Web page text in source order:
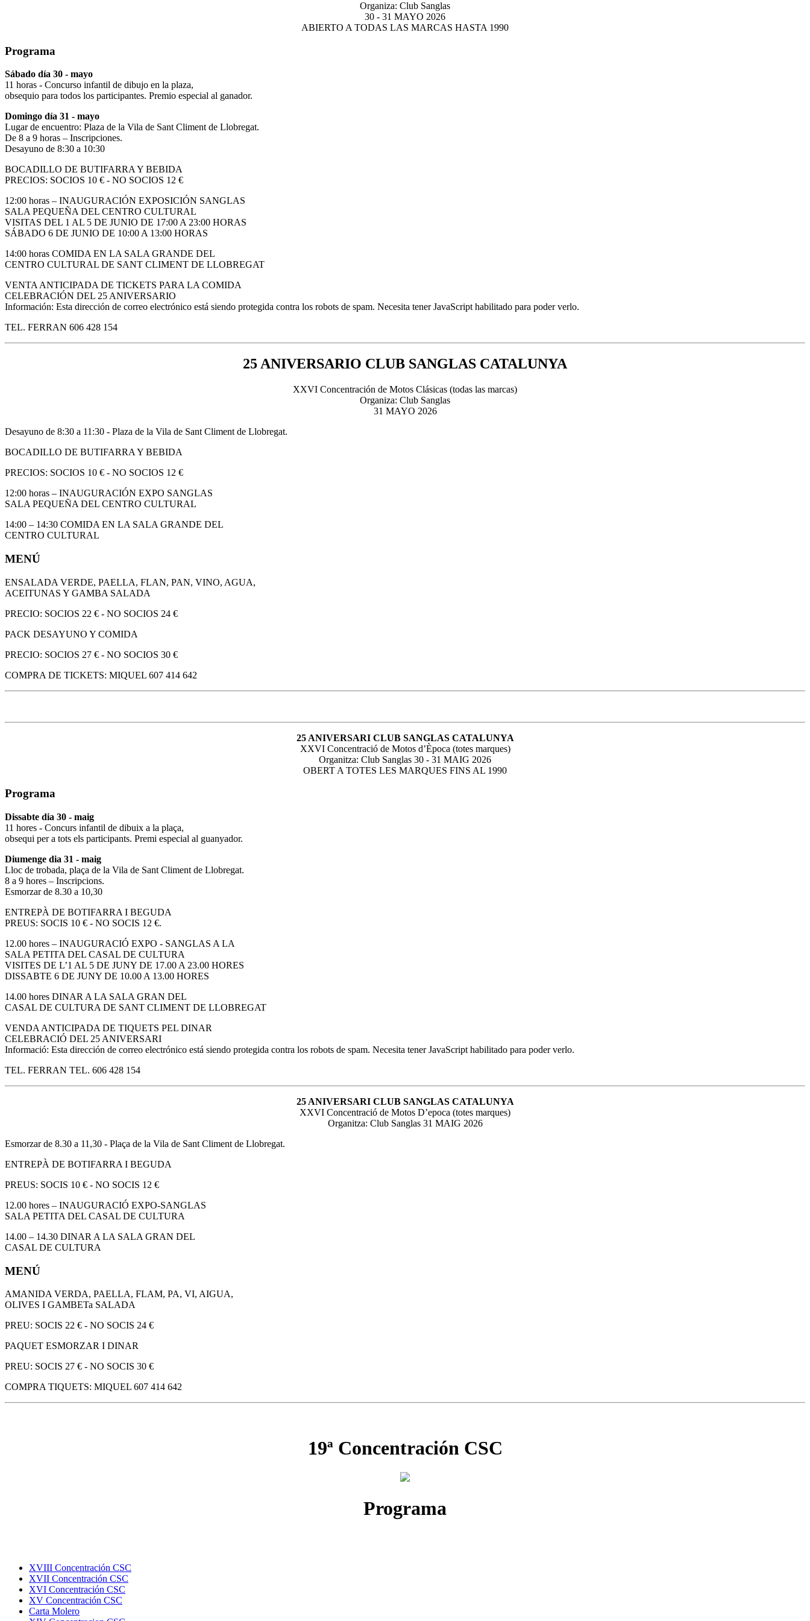
Organiza: Club Sanglas
30 - 31 MAYO 2026
ABIERTO A TODAS LAS MARCAS HASTA 1990
Programa
Sábado día 30 - mayo
11 horas - Concurso infantil de dibujo en la plaza,
obsequio para todos los participantes. Premio especial al ganador.
Domingo día 31 - mayo
Lugar de encuentro: Plaza de la Vila de Sant Climent de Llobregat.
De 8 a 9 horas – Inscripciones.
Desayuno de 8:30 a 10:30
BOCADILLO DE BUTIFARRA Y BEBIDA
PRECIOS: SOCIOS 10 € - NO SOCIOS 12 €
12:00 horas – INAUGURACIÓN EXPOSICIÓN SANGLAS
SALA PEQUEÑA DEL CENTRO CULTURAL
VISITAS DEL 1 AL 5 DE JUNIO DE 17:00 A 23:00 HORAS
SÁBADO 6 DE JUNIO DE 10:00 A 13:00 HORAS
14:00 horas COMIDA EN LA SALA GRANDE DEL
CENTRO CULTURAL DE SANT CLIMENT DE LLOBREGAT
VENTA ANTICIPADA DE TICKETS PARA LA COMIDA
CELEBRACIÓN DEL 25 ANIVERSARIO
Información: Esta dirección de correo electrónico está siendo protegida contra los robots de spam. Necesita tener JavaScript habilitado para poder verlo.
TEL. FERRAN 606 428 154
25 ANIVERSARIO CLUB SANGLAS CATALUNYA
XXVI Concentración de Motos Clásicas (todas las marcas)
Organiza: Club Sanglas
31 MAYO 2026
Desayuno de 8:30 a 11:30 - Plaza de la Vila de Sant Climent de Llobregat.
BOCADILLO DE BUTIFARRA Y BEBIDA
PRECIOS: SOCIOS 10 € - NO SOCIOS 12 €
12:00 horas – INAUGURACIÓN EXPO SANGLAS
SALA PEQUEÑA DEL CENTRO CULTURAL
14:00 – 14:30 COMIDA EN LA SALA GRANDE DEL
CENTRO CULTURAL
MENÚ
ENSALADA VERDE, PAELLA, FLAN, PAN, VINO, AGUA,
ACEITUNAS Y GAMBA SALADA
PRECIO: SOCIOS 22 € - NO SOCIOS 24 €
PACK DESAYUNO Y COMIDA
PRECIO: SOCIOS 27 € - NO SOCIOS 30 €
COMPRA DE TICKETS: MIQUEL 607 414 642
25 ANIVERSARI CLUB SANGLAS CATALUNYA
XXVI Concentració de Motos d’Època (totes marques)
Organitza: Club Sanglas 30 - 31 MAIG 2026
OBERT A TOTES LES MARQUES FINS AL 1990
Programa
Dissabte dia 30 - maig
11 hores - Concurs infantil de dibuix a la plaça,
obsequi per a tots els participants. Premi especial al guanyador.
Diumenge dia 31 - maig
Lloc de trobada, plaça de la Vila de Sant Climent de Llobregat.
8 a 9 hores – Inscripcions.
Esmorzar de 8.30 a 10,30
ENTREPÀ DE BOTIFARRA I BEGUDA
PREUS: SOCIS 10 € - NO SOCIS 12 €.
12.00 hores – INAUGURACIÓ EXPO - SANGLAS A LA
SALA PETITA DEL CASAL DE CULTURA
VISITES DE L’1 AL 5 DE JUNY DE 17.00 A 23.00 HORES
DISSABTE 6 DE JUNY DE 10.00 A 13.00 HORES
14.00 hores DINAR A LA SALA GRAN DEL
CASAL DE CULTURA DE SANT CLIMENT DE LLOBREGAT
VENDA ANTICIPADA DE TIQUETS PEL DINAR
CELEBRACIÓ DEL 25 ANIVERSARI
Informació: Esta dirección de correo electrónico está siendo protegida contra los robots de spam. Necesita tener JavaScript habilitado para poder verlo.
TEL. FERRAN TEL. 606 428 154
25 ANIVERSARI CLUB SANGLAS CATALUNYA
XXVI Concentració de Motos D’epoca (totes marques)
Organitza: Club Sanglas 31 MAIG 2026
Esmorzar de 8.30 a 11,30 - Plaça de la Vila de Sant Climent de Llobregat.
ENTREPÀ DE BOTIFARRA I BEGUDA
PREUS: SOCIS 10 € - NO SOCIS 12 €
12.00 hores – INAUGURACIÓ EXPO-SANGLAS
SALA PETITA DEL CASAL DE CULTURA
14.00 – 14.30 DINAR A LA SALA GRAN DEL
CASAL DE CULTURA
MENÚ
AMANIDA VERDA, PAELLA, FLAM, PA, VI, AIGUA,
OLIVES I GAMBETa SALADA
PREU: SOCIS 22 € - NO SOCIS 24 €
PAQUET ESMORZAR I DINAR
PREU: SOCIS 27 € - NO SOCIS 30 €
COMPRA TIQUETS: MIQUEL 607 414 642
19ª Concentración CSC
Programa
XVIII Concentración CSC
XVII Concentración CSC
XVI Concentración CSC
XV Concentración CSC
Carta Molero